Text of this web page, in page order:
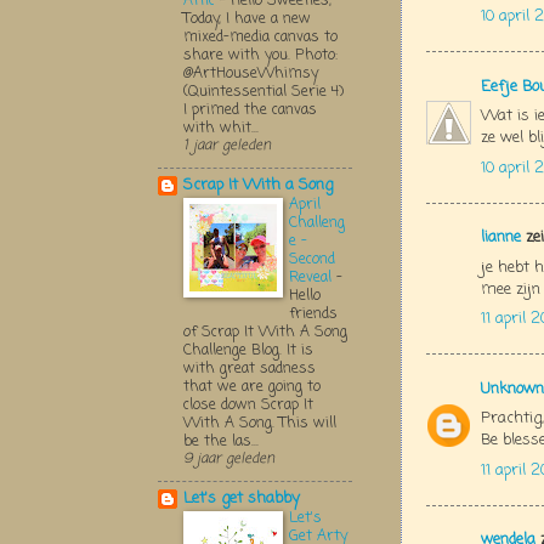
10 april
Eefje
Wat is
ze wel
10 april
liannezei
je hebt
mee zijn
11 april
Unknown
Be
11 april
Today, I have a new
mixed-media canvas to
share with you. Photo:
@ArtHouseWhimsy
(Quintessential Serie 4)
I primed the canvas
with whit...
1 jaar geleden
Scrap It With a Song
April
Challeng
e -
Second
Reveal -
Hello
friends
of Scrap It With A Song
Challenge Blog. It is
with great sadness
that we are going to
close down Scrap It
With A Song. This will
be the las...
9 jaar geleden
Let's get shabby
Let's
Get Arty